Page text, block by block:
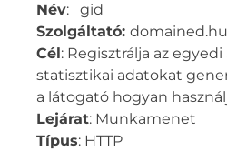
Név: _gid
Szolgáltató: domained.hu
Cél : Regisztrálja az
statisztikai adatokat
a látogató hogyan
Lejárat: Munkamenet
Típus: HTTP